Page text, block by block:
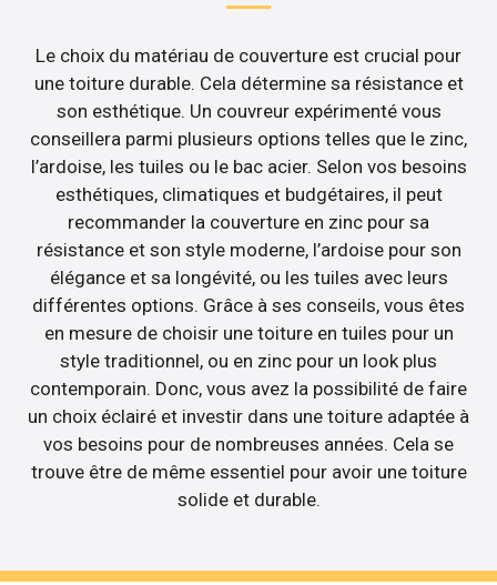
Le choix du matériau de couverture est crucial pour
une toiture durable. Cela détermine sa résistance et
son esthétique. Un couvreur expérimenté vous
conseillera parmi plusieurs options telles que le zinc,
l’ardoise, les tuiles ou le bac acier. Selon vos besoins
esthétiques, climatiques et budgétaires, il peut
recommander la couverture en zinc pour sa
résistance et son style moderne, l’ardoise pour son
élégance et sa longévité, ou les tuiles avec leurs
différentes options. Grâce à ses conseils, vous êtes
en mesure de choisir une toiture en tuiles pour un
style traditionnel, ou en zinc pour un look plus
contemporain. Donc, vous avez la possibilité de faire
un choix éclairé et investir dans une toiture adaptée à
vos besoins pour de nombreuses années. Cela se
trouve être de même essentiel pour avoir une toiture
solide et durable.